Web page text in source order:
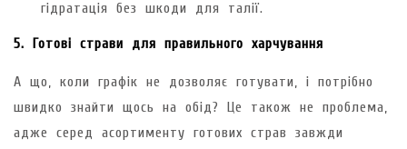
гідратація без шкоди для талії.
5. Готові страви для правильного харчування
А що, коли графік не дозволяє готувати, і потрібно
швидко знайти щось на обід? Це також не проблема,
адже серед асортименту готових страв завжди